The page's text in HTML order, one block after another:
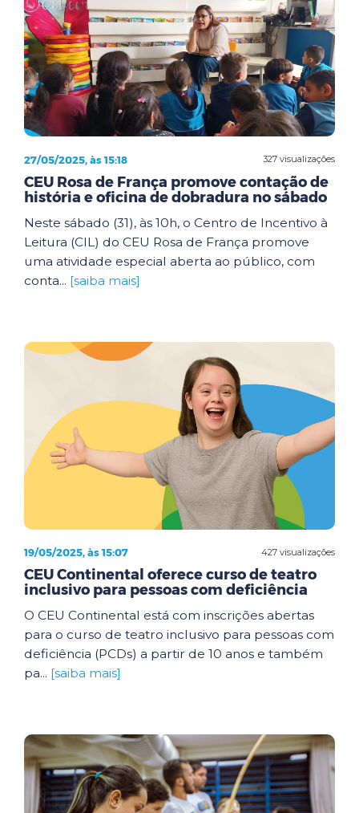
327 visualizações
27/05/2025, às 15:18
CEU Rosa de França promove contação de
história e oficina de dobradura no sábado
Neste sábado (31), às 10h, o Centro de Incentivo à
Leitura (CIL) do CEU Rosa de França promove
uma atividade especial aberta ao público, com
conta... [saiba mais]
427 visualizações
19/05/2025, às 15:07
CEU Continental oferece curso de teatro
inclusivo para pessoas com deficiência
O CEU Continental está com inscrições abertas
para o curso de teatro inclusivo para pessoas com
deficiência (PCDs) a partir de 10 anos e também
pa... [saiba mais]